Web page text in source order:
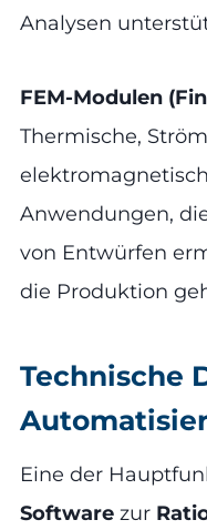
Analysen
FEM-Modulen
Thermische,
Anwendungen,
von Entwürfen
die Produktion
Technische
Eine der
Software zur